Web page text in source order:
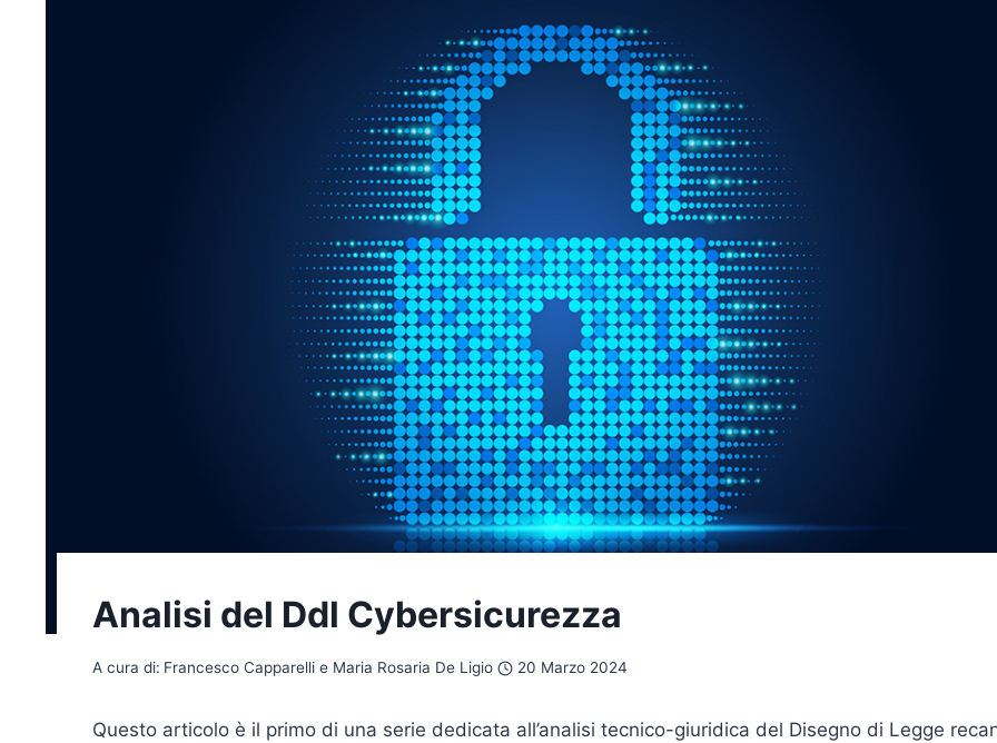
Analisi del Ddl Cybersicurezza
A cura di: Francesco Capparelli e Maria Rosaria De Ligio 20 Marzo 2024
Questo articolo è il primo di una serie dedicata all’analisi tecnico-giuridica del Disegno di Legge